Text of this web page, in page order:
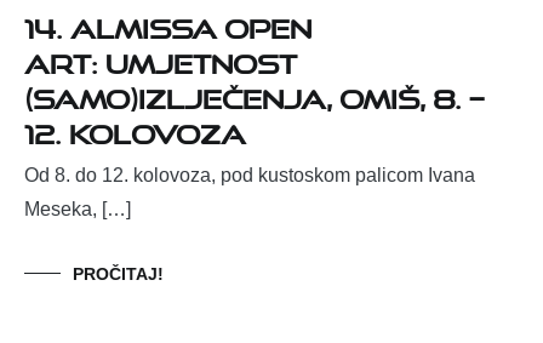
14. ALMISSA OPEN
ART: UMJETNOST
(SAMO)IZLJEČENJA, Omiš, 8. –
12. kolovoza
Od 8. do 12. kolovoza, pod kustoskom palicom Ivana
Meseka, […]
PROČITAJ!